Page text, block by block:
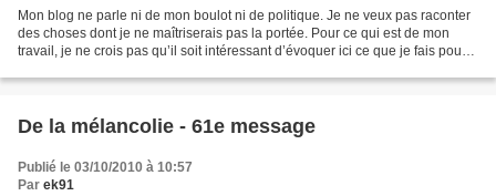
Mon blog ne parle ni de mon boulot ni de politique. Je ne veux pas raconter
des choses dont je ne maîtriserais pas la portée. Pour ce qui est de mon
travail, je ne crois pas qu’il soit intéressant d’évoquer ici ce que je fais pour
De la mélancolie - 61e message
Publié le 03/10/2010 à 10:57
Par ek91